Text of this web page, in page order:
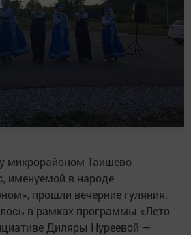
микрорайоном Таишево
именуемой в народе
прошли вечерние гуляния.
в рамках программы «Лето
Диляры Нуреевой —